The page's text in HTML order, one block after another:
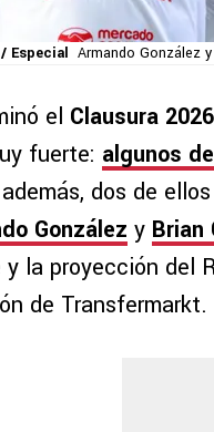
Especial Armando González
el Clausura 2026
fuerte: algunos
dos de
González y Brian
la proyección del
de Transfermarkt.